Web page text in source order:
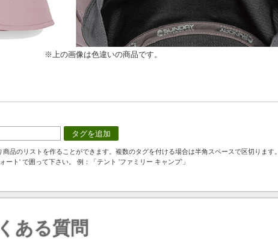
※上の画像は色違いの商品です。
タグを追加
品のリストを作ることができます。複数のタグを付ける場合は半角スペースで区切ります。
ート' で囲って下さい。 例：「テント 'ファミリー キャンプ'」
ある質問